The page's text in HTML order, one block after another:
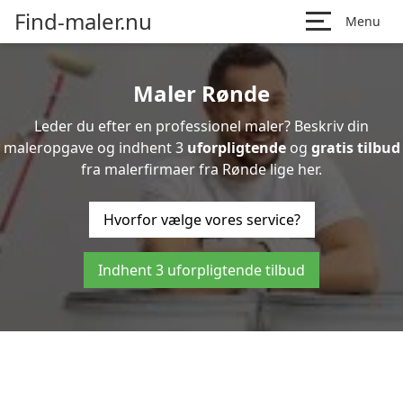
Find-maler.nu Menu
Maler Rønde
Leder du efter en professionel maler? Beskriv din
maleropgave og indhent 3 uforpligtendeog gratis tilbud
fra malerfirmaer fra Rønde lige her.
Hvorfor vælge vores service?
Indhent 3 uforpligtende tilbud